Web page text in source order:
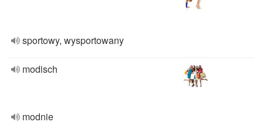
sportowy, wysportowany
modisch
modnie